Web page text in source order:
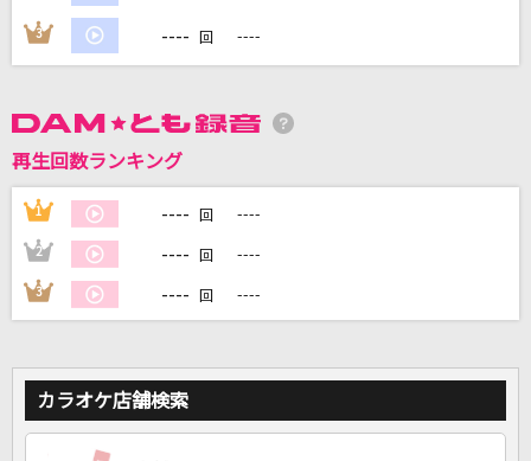
家族や友達と一緒に！練習にも！
3 ---- 回 ----
再生回数ランキング
1 ---- 回 ----
2 ---- 回 ----
3 ---- 回 ----
カラオケ店舗検索